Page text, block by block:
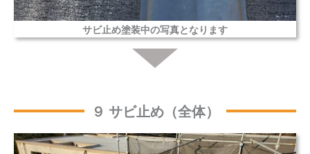
サビ止め塗装中の写真となります
９ サビ止め（全体）